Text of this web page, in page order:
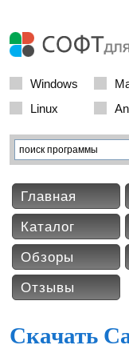
Windows
Linux
Главная
Каталог
Обзоры
Отзывы
Скачать